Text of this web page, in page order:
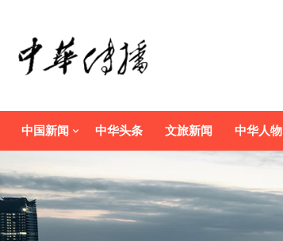
中国新闻 中华头条 文旅新闻 中华人物